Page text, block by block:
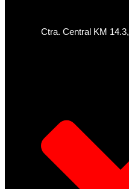
Ctra. Central KM 14.3,